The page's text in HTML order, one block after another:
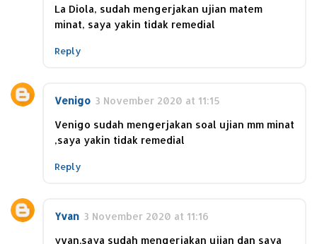
La Diola, sudah mengerjakan ujian matem
minat, saya yakin tidak remedial
Reply
Venigo 3 November 2020 at 11:15
Venigo sudah mengerjakan soal ujian mm minat
,saya yakin tidak remedial
Reply
Yvan 3 November 2020 at 11:16
yvan.saya sudah mengerjakan ujian dan saya